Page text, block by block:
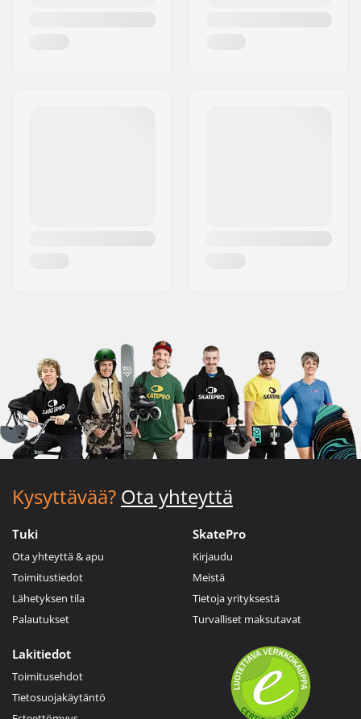
Kysyttävää? Ota yhteyttä
Tuki
Ota yhteyttä & apu
Toimitustiedot
Lähetyksen tila
Palautukset
SkatePro
Kirjaudu
Meistä
Tietoja yrityksestä
Turvalliset maksutavat
Lakitiedot
Toimitusehdot
Tietosuojakäytäntö